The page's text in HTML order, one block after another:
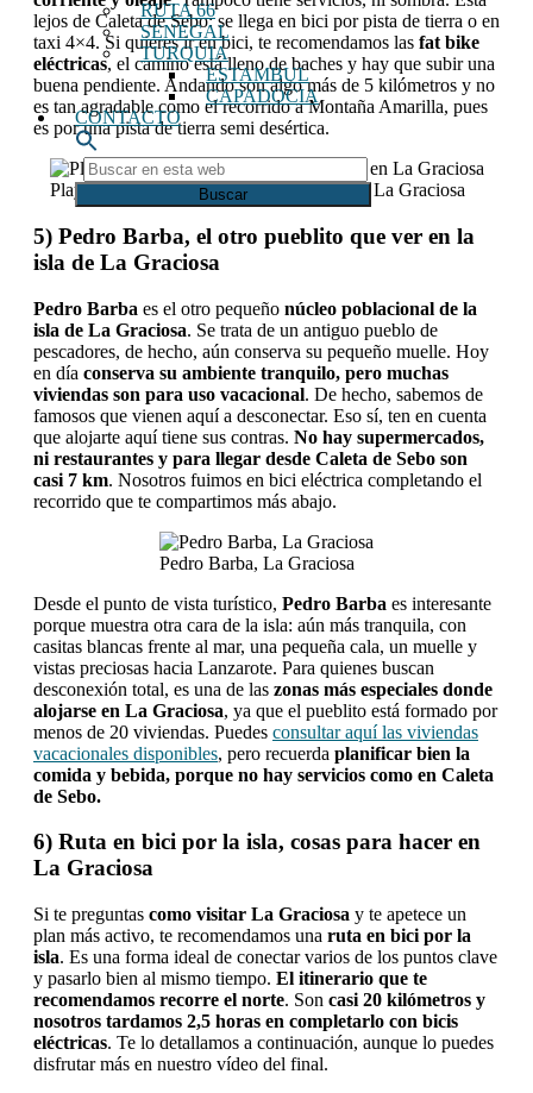
RUTA 66
SENEGAL
TURQUIA
ESTAMBUL
CAPADOCIA
CONTACTO
Buscar
en
esta
web
lejos de Caleta de Sebo: se llega en bici por pista de tierra o en
taxi 4×4. Si quieres ir en bici, te recomendamos las fat bike
eléctricas, el camino está lleno de baches y hay que subir una
buena pendiente. Andando son algo más de 5 kilómetros y no
es tan agradable como el recorrido a Montaña Amarilla, pues
es por una pista de tierra semi desértica.
Playa de Las Conchas e islotes, que ver en La Graciosa
5) Pedro Barba, el otro pueblito que ver en la
isla de La Graciosa
Pedro Barba es el otro pequeño núcleo poblacional de la
isla de La Graciosa. Se trata de un antiguo pueblo de
pescadores, de hecho, aún conserva su pequeño muelle. Hoy
en día conserva su ambiente tranquilo, pero muchas
viviendas son para uso vacacional. De hecho, sabemos de
famosos que vienen aquí a desconectar. Eso sí, ten en cuenta
que alojarte aquí tiene sus contras. No hay supermercados,
ni restaurantes y para llegar desde Caleta de Sebo son
casi 7 km. Nosotros fuimos en bici eléctrica completando el
recorrido que te compartimos más abajo.
Pedro Barba, La Graciosa
Desde el punto de vista turístico, Pedro Barba es interesante
porque muestra otra cara de la isla: aún más tranquila, con
casitas blancas frente al mar, una pequeña cala, un muelle y
vistas preciosas hacia Lanzarote. Para quienes buscan
desconexión total, es una de las zonas más especiales donde
alojarse en La Graciosa, ya que el pueblito está formado por
menos de 20 viviendas. Puedes consultar aquí las viviendas
vacacionales disponibles, pero recuerda planificar bien la
comida y bebida, porque no hay servicios como en Caleta
de Sebo.
6) Ruta en bici por la isla, cosas para hacer en
La Graciosa
Si te preguntas como visitar La Graciosa y te apetece un
plan más activo, te recomendamos una ruta en bici por la
isla. Es una forma ideal de conectar varios de los puntos clave
y pasarlo bien al mismo tiempo. El itinerario que te
recomendamos recorre el norte. Son casi 20 kilómetros y
nosotros tardamos 2,5 horas en completarlo con bicis
eléctricas. Te lo detallamos a continuación, aunque lo puedes
disfrutar más en nuestro vídeo del final.